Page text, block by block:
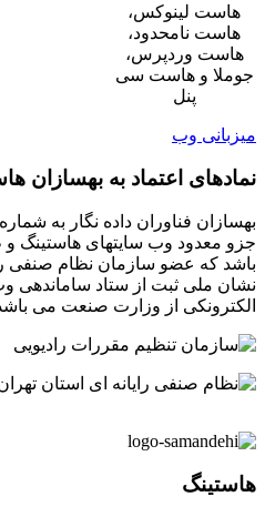
هاست لینوکس،
هاست نامحدود،
هاست وردپرس،
جوملا و هاست سی
پنل
میزبانی وب
نمادهای اعتماد به بهسازان
جزو معدود وب سایتهای
باشد که عضو سازمان نظام صنفی
نشان ملی ثبت از ستاد ساماندهی
الکترونکی از وزارت صنعت می
هاستینگ